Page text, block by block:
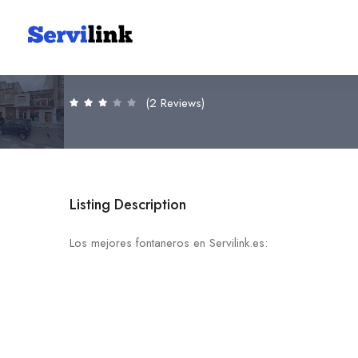
Muebles de cocina Saez
(2 Reviews)
Listing Description
Los mejores fontaneros en Servilink.es: